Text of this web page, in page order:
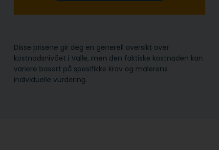
Disse prisene gir deg en generell oversikt over
kostnadsnivået i Valle, men den faktiske kostnaden kan
variere basert på spesifikke krav og malerens
individuelle vurdering.